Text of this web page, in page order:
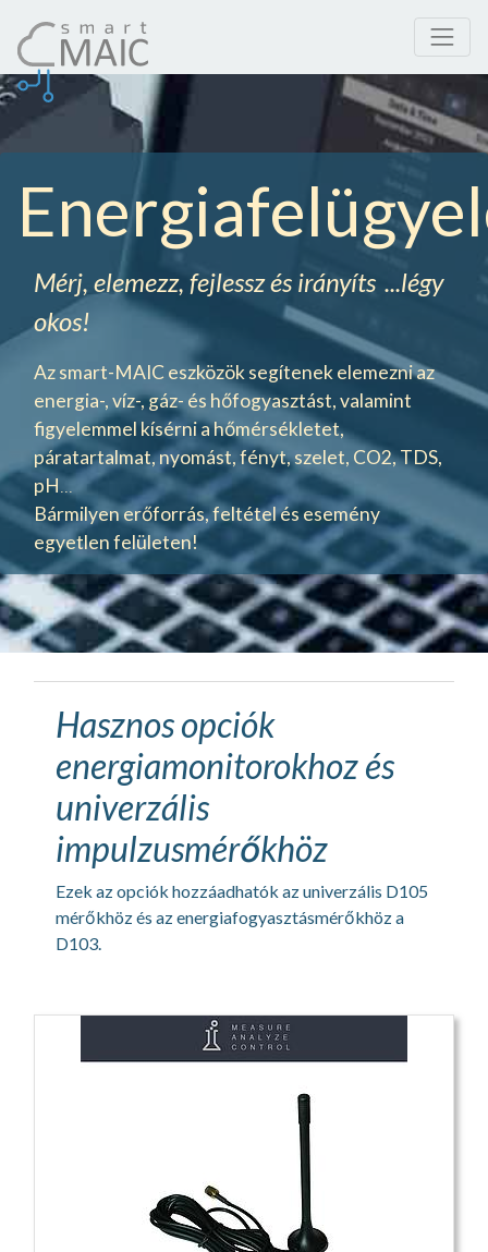
Mérj, elemezz, fejlessz és irányíts ...légy
okos!
Az smart-MAIC eszközök segítenek elemezni az
energia-, víz-, gáz- és hőfogyasztást, valamint
figyelemmel kísérni a hőmérsékletet,
páratartalmat, nyomást, fényt, szelet, CO2, TDS,
pH...
Bármilyen erőforrás, feltétel és esemény
egyetlen felületen!
Hasznos opciók
energiamonitorokhoz és
univerzális
impulzusmérőkhöz
Ezek az opciók hozzáadhatók az univerzális D105
mérőkhöz és az energiafogyasztásmérőkhöz a
D103.